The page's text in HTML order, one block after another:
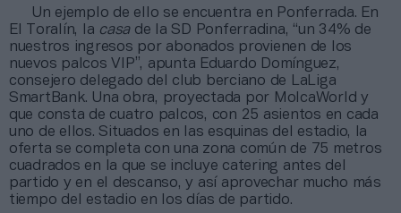
Un ejemplo de ello se encuentra en Ponferrada. En
El Toralín, la casade la SD Ponferradina, “un 34% de
nuestros ingresos por abonados provienen de los
nuevos palcos VIP”, apunta Eduardo Domínguez,
consejero delegado del club berciano de LaLiga
SmartBank. Una obra, proyectada por MolcaWorld y
que consta de cuatro palcos, con 25 asientos en cada
uno de ellos. Situados en las esquinas del estadio, la
oferta se completa con una zona común de 75 metros
cuadrados en la que se incluye catering antes del
partido y en el descanso, y así aprovechar mucho más
tiempo del estadio en los días de partido.